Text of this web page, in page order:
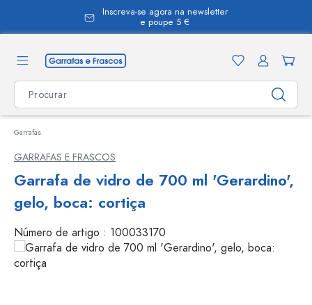
Inscreva-se agora na newsletter
e poupe 5 €
Garrafas
GARRAFAS E FRASCOS
Garrafa de vidro de 700 ml 'Gerardino',
gelo, boca: cortiça
Número de artigo : 100033170